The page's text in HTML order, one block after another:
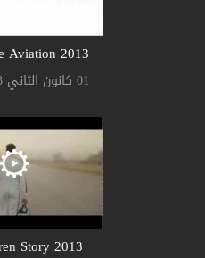
Aviation 2013
01 كانون الثاني 2013, 12:00 ص
Story 2013